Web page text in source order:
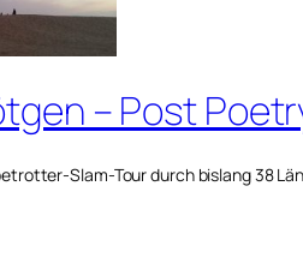
– Post
Slam-Tour durch bislang 38